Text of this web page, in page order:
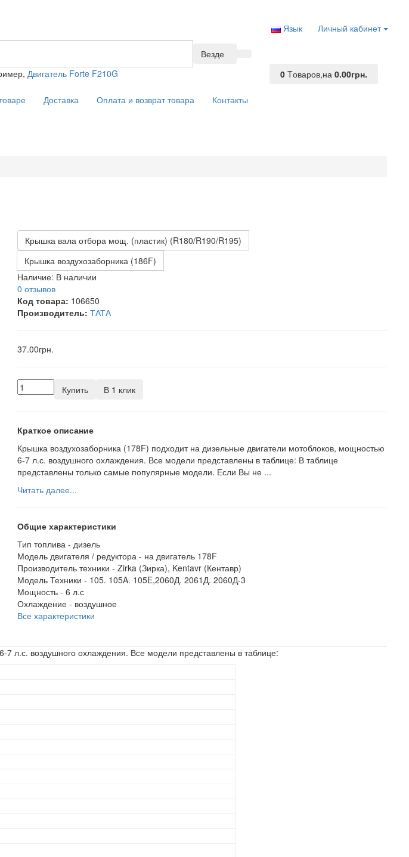
Личный кабинет
Язык
Везде
Двигатель Forte F210G 0 Tоваров,на0.00грн.
Доставка Оплата и возврат товара Контакты
Крышка вала отбора мощ. (пластик) (R180/R190/R195)
Крышка воздухозаборника (186F)
Наличие: В наличии
0 отзывов
Код товара: 106650
Производитель: ТАТА
37.00грн.
Купить В 1 клик
Краткое описание
Крышка воздухозаборника (178F) подходит на дизельные двигатели мотоблоков, мощностью
6-7 л.с. воздушного охлаждения. Все модели представлены в таблице: В таблице
представлены только самые популярные модели. Если Вы не ...
Читать далее...
Общие характеристики
Тип топлива - дизель
Модель двигателя / редуктора - на двигатель 178F
Производитель техники - Zirka (Зирка), Kentavr (Кентавр)
Модель Техники - 105. 105A. 105E,2060Д. 2061Д. 2060Д-3
Мощность - 6 л.с
Охлаждение - воздушное
Все характеристики
л.с. воздушного охлаждения. Все модели представлены в таблице: